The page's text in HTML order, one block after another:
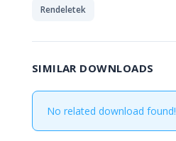
Rendeletek
SIMILAR DOWNLOADS
No related download found!